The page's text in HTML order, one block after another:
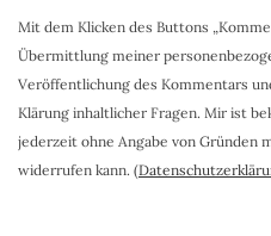
Mit dem Klicken des Buttons
Übermittlung meiner
Veröffentlichung des Kommentars
Klärung inhaltlicher Fragen. Mir ist
jederzeit ohne Angabe von Gründen
widerrufen kann. (